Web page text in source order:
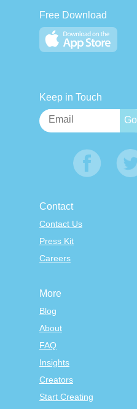
Free Download
Keep in Touch
Contact
Contact Us
Press Kit
Careers
More
Blog
About
FAQ
Insights
Creators
Start Creating